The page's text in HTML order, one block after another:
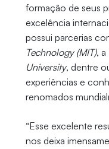
formação de seus
excelência
possui parcerias
Technology (MIT), a
University, dentre
experiências e
renomados
“Esse excelente
nos deixa